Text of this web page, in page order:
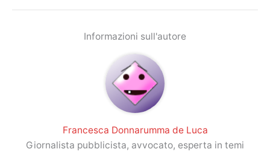
Informazioni sull'autore
Francesca Donnarumma de Luca
Giornalista pubblicista, avvocato, esperta in temi